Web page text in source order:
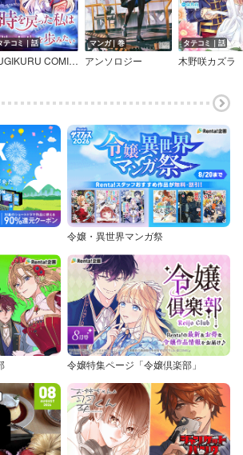
テコミ｜話
TUGIKURU COMICS
マンガ｜巻
アンソロジー
タテコミ｜話
木野咲カズラ
令嬢・異世界マンガ祭
令嬢特集ページ「令嬢倶楽部」